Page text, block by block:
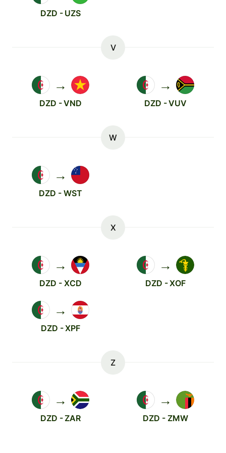
DZD - UZS
V
→
DZD - VND
→
DZD - VUV
W
→
DZD - WST
X
→
DZD - XCD
→
DZD - XOF
→
DZD - XPF
Z
→
DZD - ZAR
→
DZD - ZMW